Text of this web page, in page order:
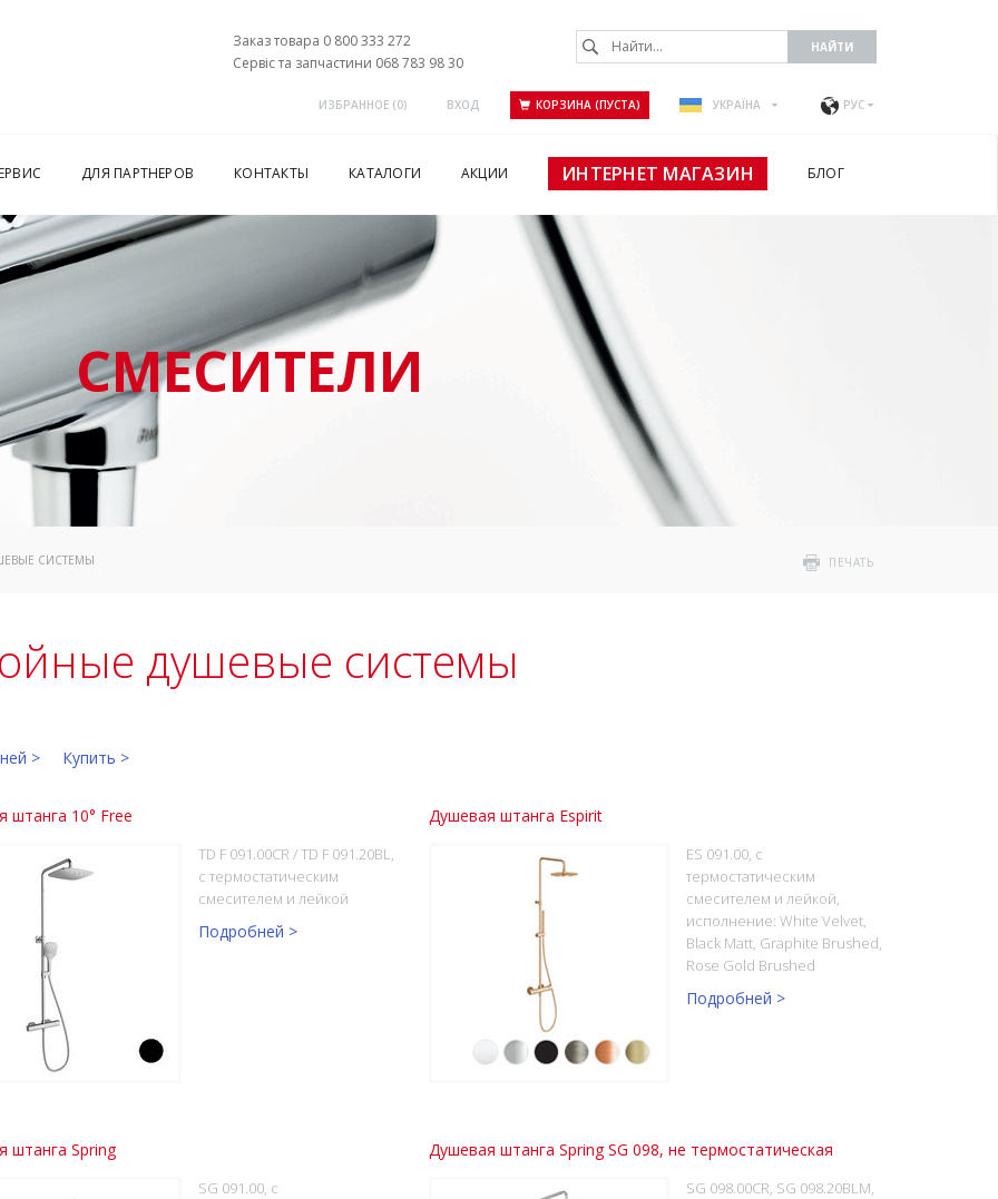
Заказ товара 0 800 333 272
Сервіс та запчастини 068 783 98 30
ИЗБРАННОЕ (0) ВХОД КОРЗИНА (ПУСТА) УКРАЇНА РУС
ДЛЯ ПАРТНЕРОВ КОНТАКТЫ КАТАЛОГИ АКЦИИ ИНТЕРНЕТ МАГАЗИН БЛОГ
СМЕСИТЕЛИ
ПЕЧАТЬ
СИСТЕМЫ
душевые системы
> Купить >
штанга 10° Free
TD F 091.00CR / TD F 091.20BL,
с термостатическим
смесителем и лейкой
Подробней >
Душевая штанга Espirit
ES 091.00, с
термостатическим
смесителем и лейкой,
исполнение: White Velvet,
Black Matt, Graphite Brushed,
Rose Gold Brushed
Подробней >
штанга Spring
SG 091.00, с
Душевая штанга Spring SG 098, не термостатическая
SG 098.00CR, SG 098.20BLM,